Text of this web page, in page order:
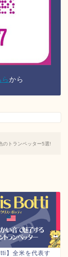
らから
のトランペッター5選!
】全米を代表す